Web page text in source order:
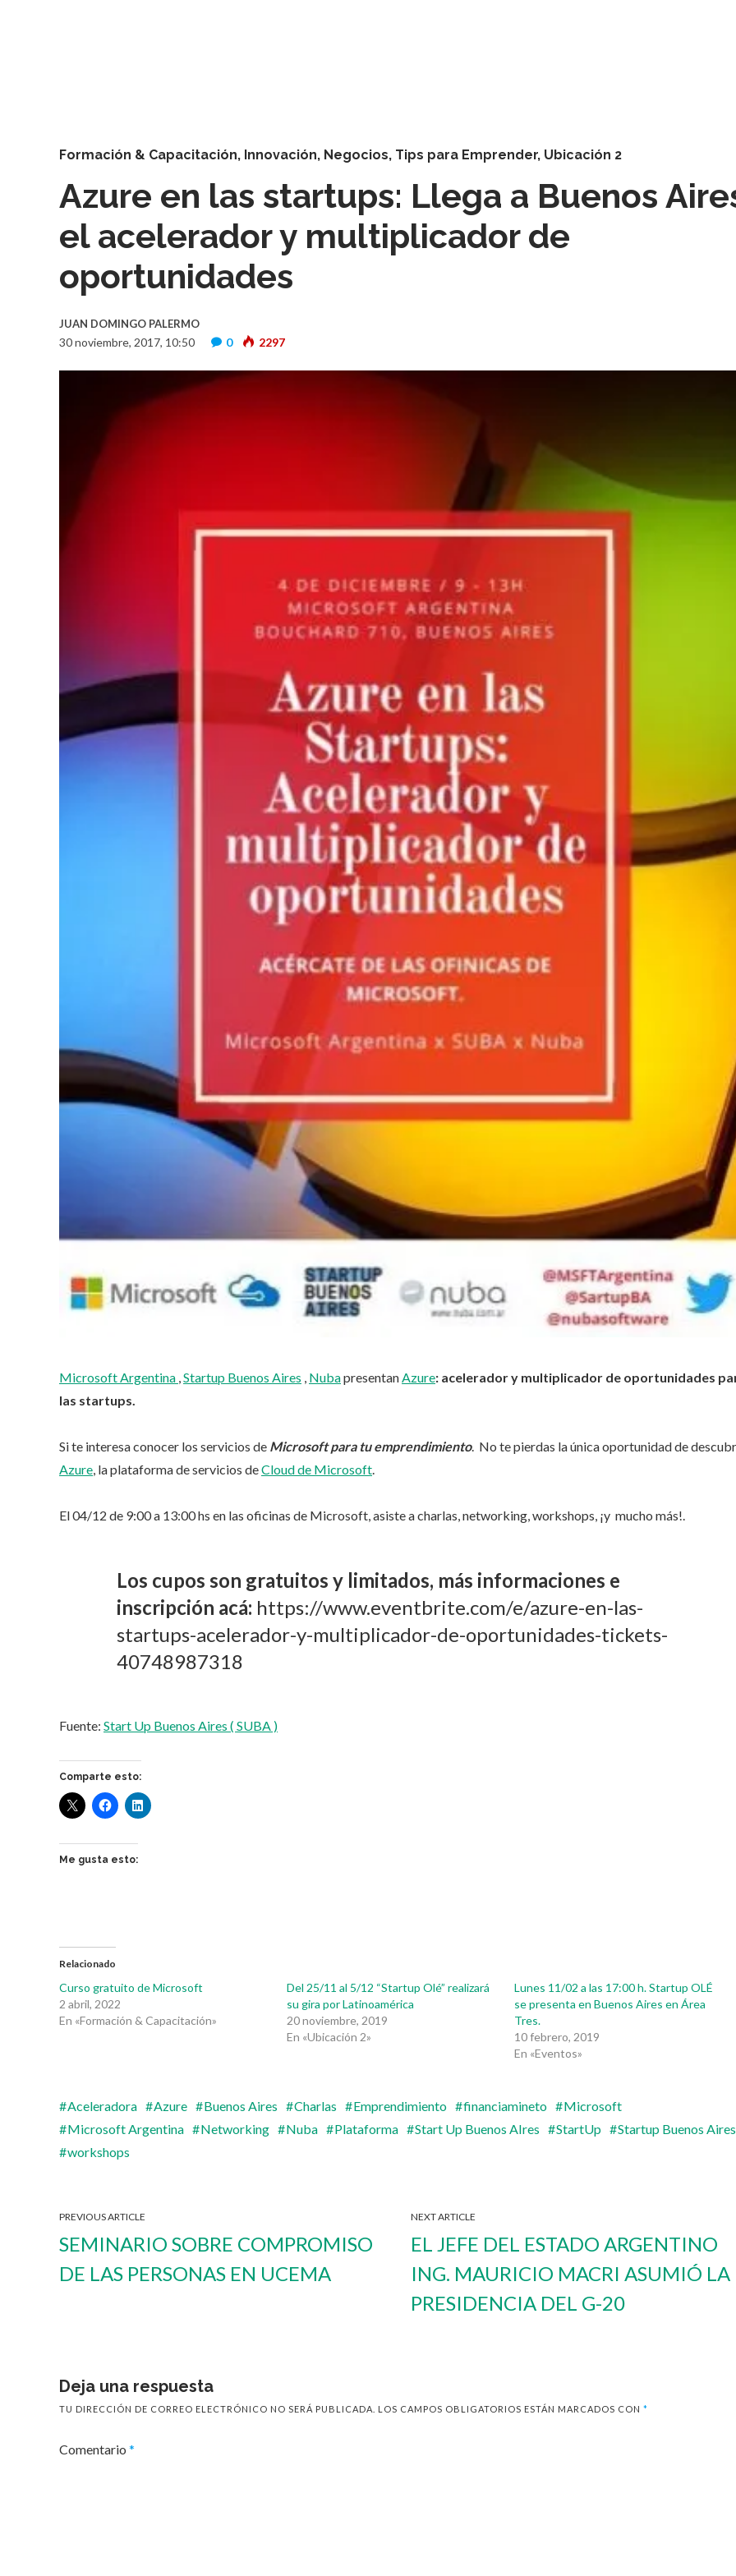
Formación & Capacitación, Innovación, Negocios, Tips para Emprender, Ubicación 2
Azure en las startups: Llega a Buenos
el acelerador y multiplicador de
oportunidades
JUAN DOMINGO PALERMO
30 noviembre, 2017, 10:50 0 2297
Microsoft Argentina ,Startup Buenos Aires , NubapresentanAzure: acelerador y multiplicador de oportunidades
las startups.
Si te interesa conocer los servicios de Microsoft para tu emprendimiento. No te pierdas la única oportunidad de
Azure, la plataforma de servicios deCloud de Microsoft.
El 04/12 de 9:00 a 13:00 hs en las oficinas de Microsoft, asiste a charlas, networking, workshops, ¡y mucho más!.
Los cupos son gratuitos y limitados, más informaciones e
inscripción acá: https://www.eventbrite.com/e/azure-en-las-
startups-acelerador-y-multiplicador-de-oportunidades-tickets-
40748987318
Fuente: Start Up Buenos Aires ( SUBA )
Comparte esto:
Me gusta esto:
Relacionado
Curso gratuito de Microsoft
2 abril, 2022
En «Formación & Capacitación»
Del 25/11 al 5/12 “Startup Olé” realizará
su gira por Latinoamérica
20 noviembre, 2019
En «Ubicación 2»
Lunes 11/02 a las 17:00 h. Startup OLÉ
se presenta en Buenos Aires en Área
Tres.
10 febrero, 2019
En «Eventos»
Aceleradora Azure Buenos Aires Charlas Emprendimiento financiamineto
Microsoft
Microsoft Argentina
Networking Nuba Plataforma Start Up Buenos AIres StartUp
Startup Buenos Aires
workshops
PREVIOUS ARTICLE
SEMINARIO SOBRE COMPROMISO
DE LAS PERSONAS EN UCEMA
NEXT ARTICLE
EL JEFE DEL ESTADO ARGENTINO
ING. MAURICIO MACRI ASUMIÓ LA
PRESIDENCIA DEL G-20
Deja una respuesta
TU DIRECCIÓN DE CORREO ELECTRÓNICO NO SERÁ PUBLICADA. LOS CAMPOS OBLIGATORIOS ESTÁN MARCADOS CON *
Comentario *